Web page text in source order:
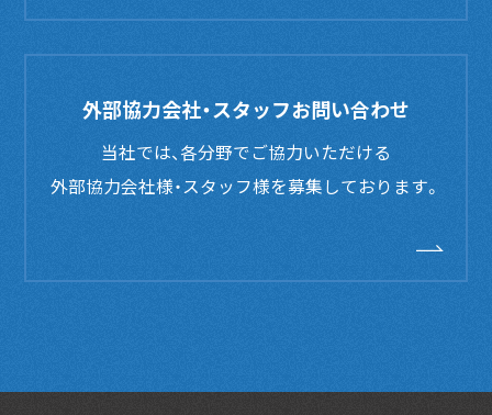
外部協力会社・スタッフお問い合わせ
当社では、各分野でご協力いただける
外部協力会社様・スタッフ様を募集しております。